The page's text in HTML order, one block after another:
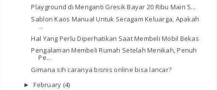
Playground di Menganti Gresik Bayar 20 Ribu Main S...
Sablon Kaos Manual Untuk Seragam Keluarga, Apakah
...
Hal Yang Perlu Diperhatikan Saat Membeli Mobil Bekas
Pengalaman Membeli Rumah Setelah Menikah, Penuh
Pe...
Gimana sih caranya bisnis online bisa lancar?
►February (4)